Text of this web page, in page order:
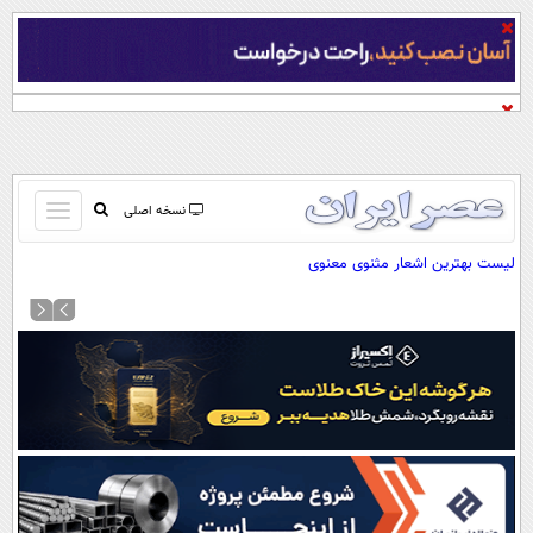
نسخه اصلی
باز
و
کردن
منو
آرشیو
نظرسنجی
آب و هوا
اوقات شرعی
سواد زندگی
لیست بهترین اشعار مثنوی معنوی